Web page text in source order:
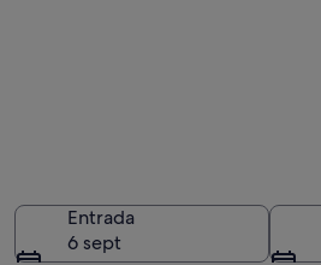
Entrada
6 sept